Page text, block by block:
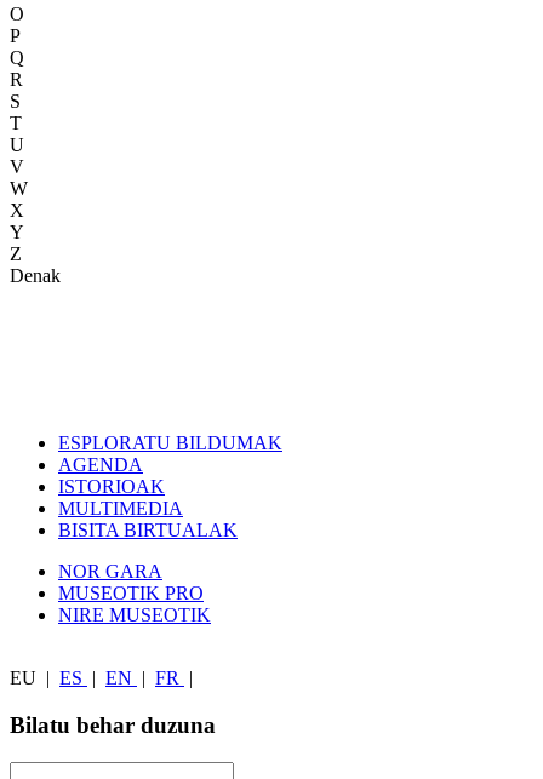
O
P
Q
R
S
T
U
V
W
X
Y
Z
Denak
ESPLORATU BILDUMAK
AGENDA
ISTORIOAK
MULTIMEDIA
BISITA BIRTUALAK
NOR GARA
MUSEOTIK PRO
NIRE MUSEOTIK
EU ES EN FR
Bilatu behar duzuna